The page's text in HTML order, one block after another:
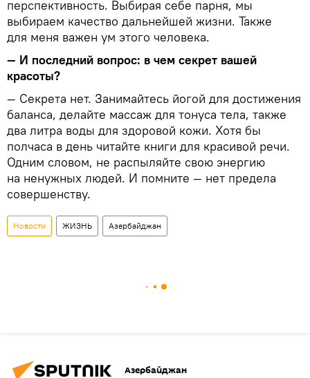
перспективность. Выбирая себе парня, мы
выбираем качество дальнейшей жизни. Также
для меня важен ум этого человека.
— И последний вопрос: в чем секрет вашей
красоты?
— Секрета нет. Занимайтесь йогой для достижения
баланса, делайте массаж для тонуса тела, также
два литра воды для здоровой кожи. Хотя бы
полчаса в день читайте книги для красивой речи.
Одним словом, не распыляйте свою энергию
на ненужных людей. И помните — нет предела
совершенству.
Новости ЖИЗНЬ Азербайджан
Азербайджан